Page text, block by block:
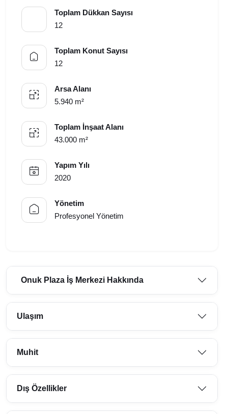
Toplam Dükkan Sayısı
12
Toplam Konut Sayısı
12
Arsa Alanı
5.940 m²
Toplam İnşaat Alanı
43.000 m²
Yapım Yılı
2020
Yönetim
Profesyonel Yönetim
Onuk Plaza İş Merkezi Hakkında
Ulaşım
Muhit
Dış Özellikler